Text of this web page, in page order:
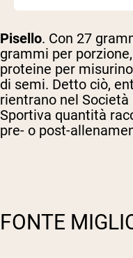
Pisello. Con 27
grammi per
proteine per
di semi. Detto ciò,
rientrano nel Società
Sportiva quantità
pre- o post-
FONTE